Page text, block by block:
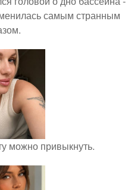
самым странным
можно привыкнуть.